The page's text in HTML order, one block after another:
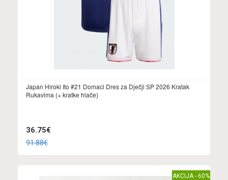
Japan Hiroki Ito #21 Domaci Dres za Dječji SP 2026 Kratak
Rukavima (+ kratke hlače)
36.75€
91.88€
AKCIJA - 60%